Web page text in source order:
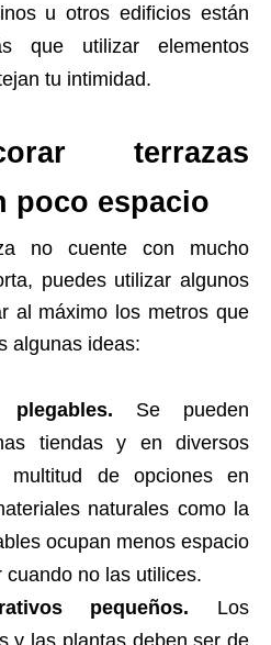
u otros edificios están
que utilizar elementos
tu intimidad.
terrazas
poco espacio
no cuente con mucho
puedes utilizar algunos
al máximo los metros que
algunas ideas:
Se pueden
tiendas y en diversos
multitud de opciones en
naturales como la
ocupan menos espacio
no las utilices.
pequeños. Los
y las plantas deben ser de